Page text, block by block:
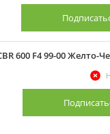
600 F4 99-00 Желто-